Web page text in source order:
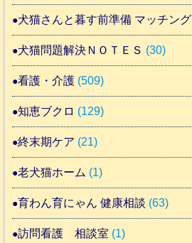
犬猫さんと暮す前準備 マッチング
犬猫問題解決ＮＯＴＥＳ (30)
看護・介護 (509)
知恵ブクロ (129)
終末期ケア (21)
老犬猫ホーム (1)
育わん育にゃん 健康相談 (63)
訪問看護 相談室 (1)